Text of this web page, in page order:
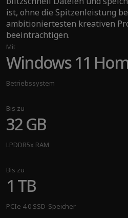
ist, ohne die Spitzenleistung
ambitioniertesten kreativen
beeinträchtigen.
Mit
Windows 11
Betriebssystem
Bis zu
32 GB
LPDDR5x RAM
Bis zu
1 TB
PCIe 4.0 SSD-Speicher